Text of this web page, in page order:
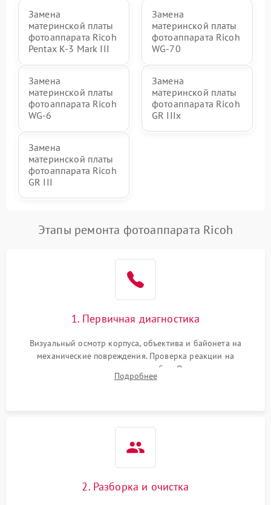
Замена
материнской платы
фотоаппарата Ricoh
Pentax K-3 Mark III
Замена
материнской платы
фотоаппарата Ricoh
WG-70
Замена
материнской платы
фотоаппарата Ricoh
WG-6
Замена
материнской платы
фотоаппарата Ricoh
GR IIIx
Замена
материнской платы
фотоаппарата Ricoh
GR III
Этапы ремонта фотоаппарата Ricoh
1. Первичная диагностика
Визуальный осмотр корпуса, объектива и байонета на
механические повреждения. Проверка реакции на
включение, считывание кодов ошибок. Оценка состояния
матрицы и затвора, проверка работы автофокуса и вспышки.
Подробнее
2. Разборка и очистка